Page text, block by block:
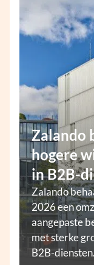
Zalando
hogere
in B2B-
Zalando
2026 een
aangepaste
met sterke
B2B-diensten.